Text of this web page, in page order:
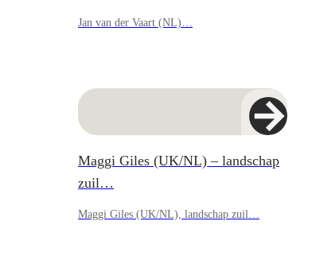
Jan van der Vaart (NL)…
Maggi Giles (UK/NL) – landschap
zuil…
Maggi Giles (UK/NL), landschap zuil…